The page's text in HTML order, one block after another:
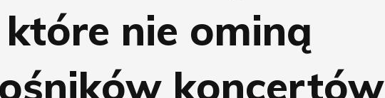
które nie ominą
koncertów